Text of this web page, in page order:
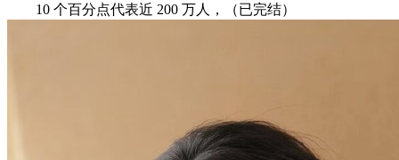
10 个百分点代表近 200 万人，（已完结）